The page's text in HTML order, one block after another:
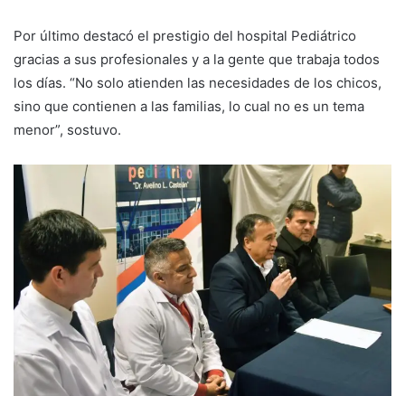
Por último destacó el prestigio del hospital Pediátrico
gracias a sus profesionales y a la gente que trabaja todos
los días. “No solo atienden las necesidades de los chicos,
sino que contienen a las familias, lo cual no es un tema
menor”, sostuvo.